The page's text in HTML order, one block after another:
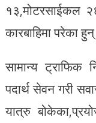
१३,मोटरसाईकल
कारबाहिमा परेका
सामान्य ट्राफिक
पदार्थ सेवन गरी
यात्रु